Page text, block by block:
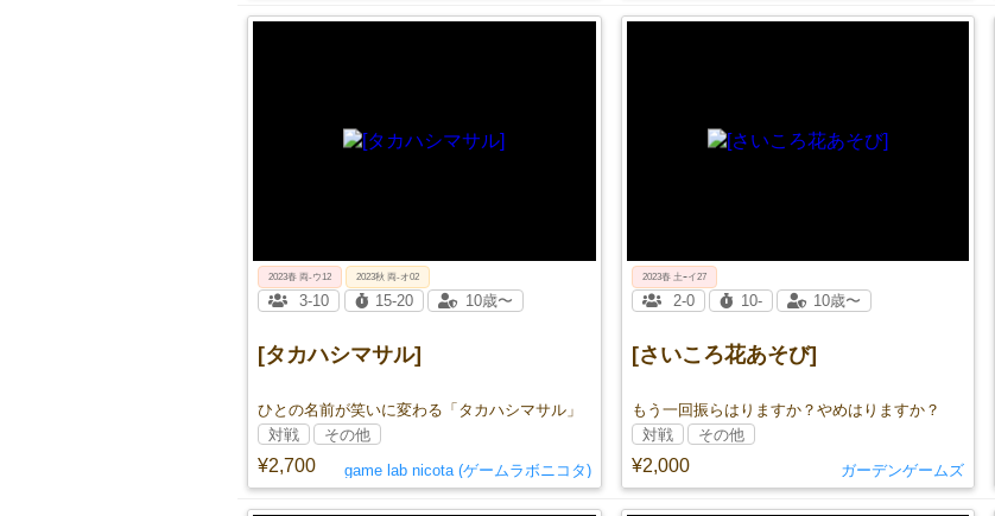
[タカハシマサル]
ひとの名前が笑いに変わる「タカハシマサル」
¥2,700
2023春 両‐ウ12 2023秋 両-オ02
3-10 15-20 10歳〜
対戦 その他
game lab nicota (ゲームラボニコタ)
[さいころ花あそび]
もう一回振らはりますか？やめはりますか？
¥2,000
2023春 土ｰイ27
2-0 10- 10歳〜
対戦 その他
ガーデンゲームズ